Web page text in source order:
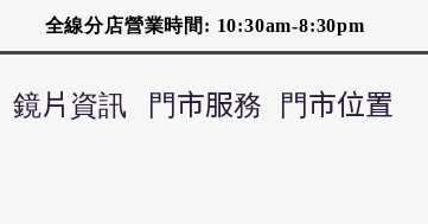
全線分店營業時間: 10:30am-8:30pm
鏡片資訊 門市服務 門市位置